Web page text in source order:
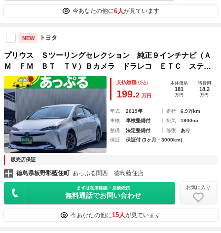
今あなたの他に6人が見ています
NEW トヨタ
プリウス Ｓツーリングセレクション 純正９インチナビ（Ａ
Ｍ ＦＭ ＢＴ ＴＶ）Ｂカメラ ドラレコ ＥＴＣ ステリ
モ クルコン レザーシート シートヒーター Ｐスタート
モデリスタ トヨタセーフティー
支払総額(税込)
199.2 万円
本体価格
181
万円
諸費用
18.2
万円
年式 2019年 走行
6.9万km
車検
車検整備付 排気
1800cc
整備
法定整備付 修復
あり
保証
保証付 (3ヶ月・3000km)
販売店保証
徳島県板野郡藍住町 あっぷる関西 徳島藍住店
まずは在庫確認・見積依頼
無料通話でお問い合わせ
お気に入り
今あなたの他に15人が見ています